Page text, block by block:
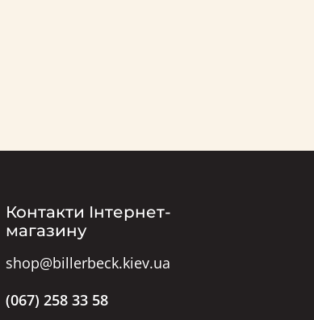
Контакти Інтернет-
магазину
shop@billerbeck.kiev.ua
(067) 258 33 58